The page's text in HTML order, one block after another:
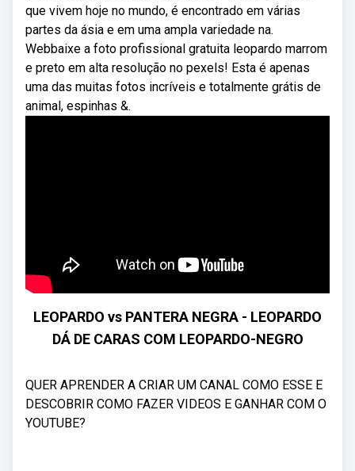
que vivem hoje no mundo, é encontrado em várias
partes da ásia e em uma ampla variedade na.
Webbaixe a foto profissional gratuita leopardo marrom
e preto em alta resolução no pexels! Esta é apenas
uma das muitas fotos incríveis e totalmente grátis de
animal, espinhas &.
LEOPARDO vs PANTERA NEGRA - LEOPARDO
DÁ DE CARAS COM LEOPARDO-NEGRO
QUER APRENDER A CRIAR UM CANAL COMO ESSE E
DESCOBRIR COMO FAZER VIDEOS E GANHAR COM O
YOUTUBE?